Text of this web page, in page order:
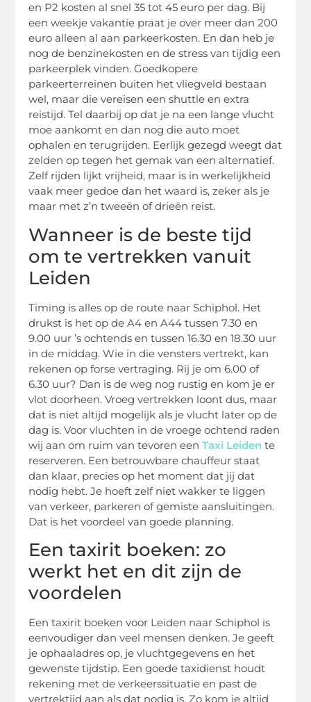
en P2 kosten al snel 35 tot 45 euro per dag. Bij
een weekje vakantie praat je over meer dan 200
euro alleen al aan parkeerkosten. En dan heb je
nog de benzinekosten en de stress van tijdig een
parkeerplek vinden. Goedkopere
parkeerterreinen buiten het vliegveld bestaan
wel, maar die vereisen een shuttle en extra
reistijd. Tel daarbij op dat je na een lange vlucht
moe aankomt en dan nog die auto moet
ophalen en terugrijden. Eerlijk gezegd weegt dat
zelden op tegen het gemak van een alternatief.
Zelf rijden lijkt vrijheid, maar is in werkelijkheid
vaak meer gedoe dan het waard is, zeker als je
maar met z’n tweeën of drieën reist.
Wanneer is de beste tijd
om te vertrekken vanuit
Leiden
Timing is alles op de route naar Schiphol. Het
drukst is het op de A4 en A44 tussen 7.30 en
9.00 uur ’s ochtends en tussen 16.30 en 18.30 uur
in de middag. Wie in die vensters vertrekt, kan
rekenen op forse vertraging. Rij je om 6.00 of
6.30 uur? Dan is de weg nog rustig en kom je er
vlot doorheen. Vroeg vertrekken loont dus, maar
dat is niet altijd mogelijk als je vlucht later op de
dag is. Voor vluchten in de vroege ochtend raden
wij aan om ruim van tevoren eenTaxi Leiden te
reserveren. Een betrouwbare chauffeur staat
dan klaar, precies op het moment dat jij dat
nodig hebt. Je hoeft zelf niet wakker te liggen
van verkeer, parkeren of gemiste aansluitingen.
Dat is het voordeel van goede planning.
Een taxirit boeken: zo
werkt het en dit zijn de
voordelen
Een taxirit boeken voor Leiden naar Schiphol is
eenvoudiger dan veel mensen denken. Je geeft
je ophaaladres op, je vluchtgegevens en het
gewenste tijdstip. Een goede taxidienst houdt
rekening met de verkeerssituatie en past de
vertrektijd aan als dat nodig is. Zo kom je altijd